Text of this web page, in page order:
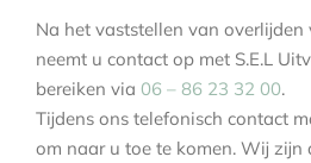
Na het vaststellen van
neemt u contact op met S.E.L
bereiken via 06 – 86 23 32 00.
Tijdens ons telefonisch contact
om naar u toe te komen. Wij zijn